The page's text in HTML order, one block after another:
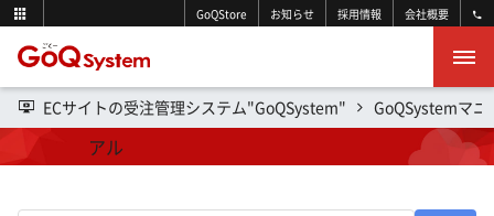
GoQStore お知らせ 採用情報 会社概要
ECサイトの受注管理システム"GoQSystem" GoQSystemマニ
操作マニュアル